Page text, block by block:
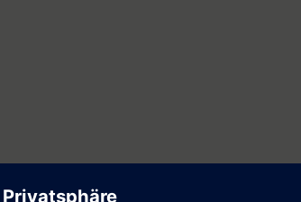
refinación de habilidades para la intervención y